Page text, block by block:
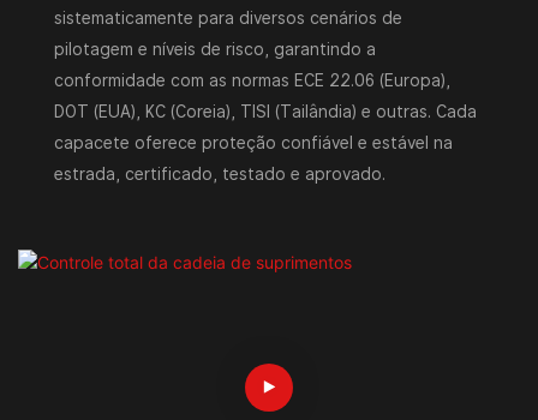
sistematicamente para diversos cenários de
pilotagem e níveis de risco, garantindo a
conformidade com as normas ECE 22.06 (Europa),
DOT (EUA), KC (Coreia), TISI (Tailândia) e outras. Cada
capacete oferece proteção confiável e estável na
estrada, certificado, testado e aprovado.